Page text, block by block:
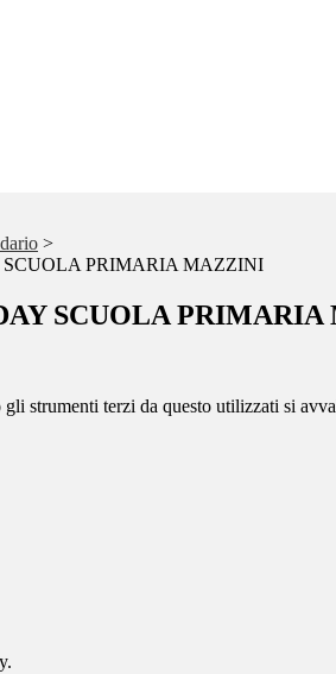
>
SCUOLA PRIMARIA MAZZINI
SCUOLA
gli strumenti terzi da questo utilizzati si